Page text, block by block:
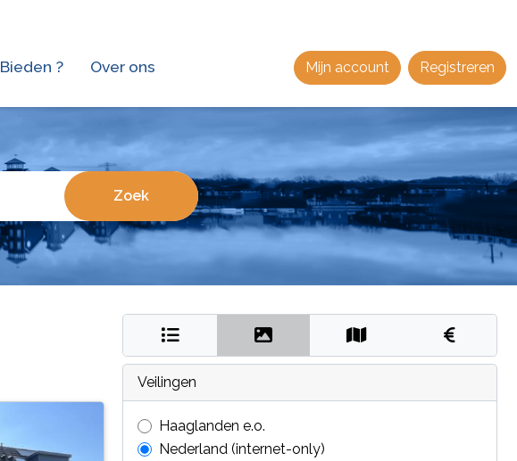
Bieden ? Over ons Mijn account Registreren
Veilingen
Haaglanden e.o.
Nederland (internet-only)